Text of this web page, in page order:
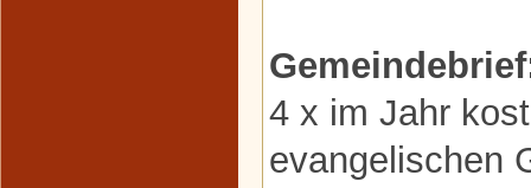
4 x im Jahr
evangelischen